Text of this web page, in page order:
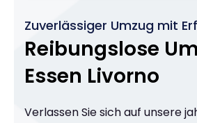
Zuverlässiger Umzug mit
Reibungslose
Essen Livorno
Verlassen Sie sich auf unsere